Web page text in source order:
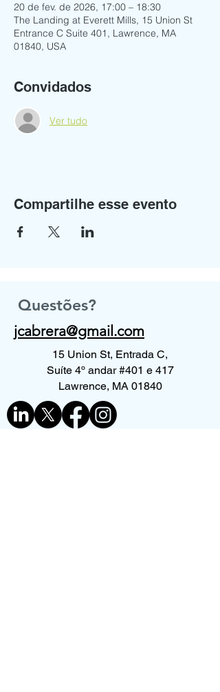
20 de fev. de 2026, 17:00 – 18:30
The Landing at Everett Mills, 15 Union St
Entrance C Suite 401, Lawrence, MA
01840, USA
Convidados
Ver tudo
Compartilhe esse evento
Questões?
jcabrera@gmail.com
15 Union St, Entrada C,
Suíte 4º andar #401 e 417
Lawrence, MA 01840